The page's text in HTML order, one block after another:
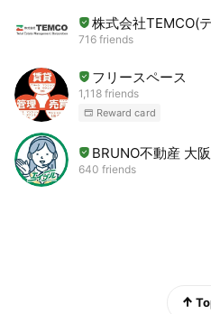
株式会社TEMCO(
716 friends
フリースペース
1,118 friends
Reward card
BRUNO不動産 大
640 friends